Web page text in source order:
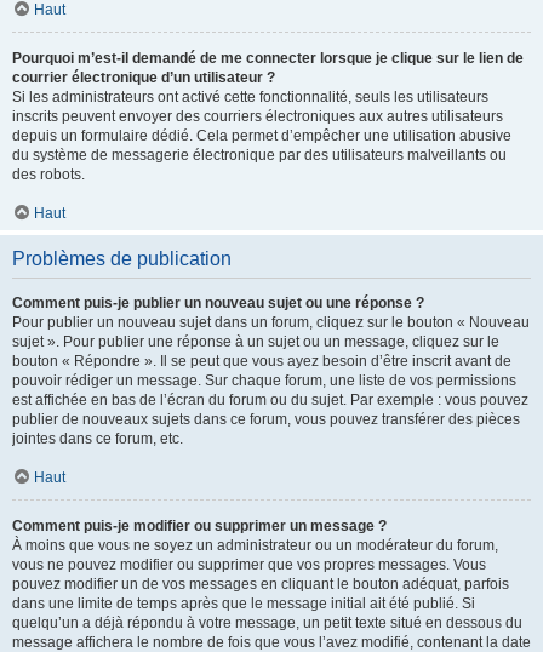
Haut
Pourquoi m’est-il demandé de me connecter lorsque je clique sur le lien de
courrier électronique d’un utilisateur ?
Si les administrateurs ont activé cette fonctionnalité, seuls les utilisateurs
inscrits peuvent envoyer des courriers électroniques aux autres utilisateurs
depuis un formulaire dédié. Cela permet d’empêcher une utilisation abusive
du système de messagerie électronique par des utilisateurs malveillants ou
des robots.
Haut
Problèmes de publication
Comment puis-je publier un nouveau sujet ou une réponse ?
Pour publier un nouveau sujet dans un forum, cliquez sur le bouton « Nouveau
sujet ». Pour publier une réponse à un sujet ou un message, cliquez sur le
bouton « Répondre ». Il se peut que vous ayez besoin d’être inscrit avant de
pouvoir rédiger un message. Sur chaque forum, une liste de vos permissions
est affichée en bas de l’écran du forum ou du sujet. Par exemple : vous pouvez
publier de nouveaux sujets dans ce forum, vous pouvez transférer des pièces
jointes dans ce forum, etc.
Haut
Comment puis-je modifier ou supprimer un message ?
À moins que vous ne soyez un administrateur ou un modérateur du forum,
vous ne pouvez modifier ou supprimer que vos propres messages. Vous
pouvez modifier un de vos messages en cliquant le bouton adéquat, parfois
dans une limite de temps après que le message initial ait été publié. Si
quelqu’un a déjà répondu à votre message, un petit texte situé en dessous du
message affichera le nombre de fois que vous l’avez modifié, contenant la date